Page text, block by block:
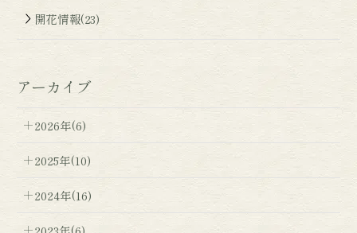
開花情報(23)
アーカイブ
2026年(6)
2025年(10)
2024年(16)